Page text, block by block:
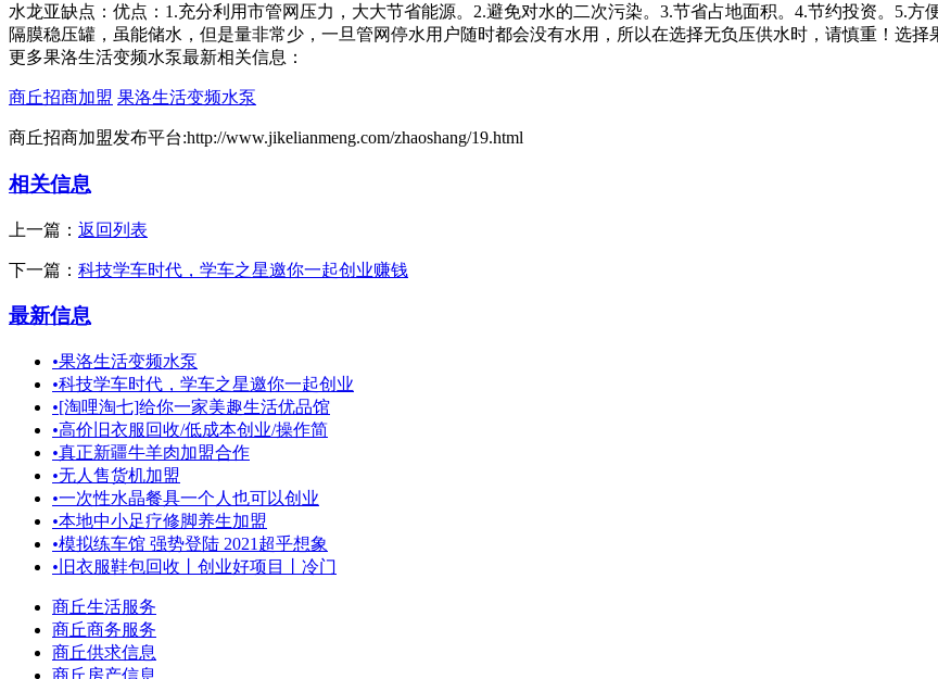
水龙亚缺点：优点：1.充分利用市管网压力，大大节省能源。2.避免对水的二次污染。3.节省占地面积。4.节约投资。5.
隔膜稳压罐，虽能储水，但是量非常少，一旦管网停水用户随时都会没有水用，所以在选择无负压供水时，请慎重！选
更多果洛生活变频水泵最新相关信息：
商丘招商加盟 果洛生活变频水泵
商丘招商加盟发布平台:http://www.jikelianmeng.com/zhaoshang/19.html
相关信息
上一篇： 返回列表
下一篇： 科技学车时代，学车之星邀你一起创业赚钱
最新信息
•果洛生活变频水泵
•科技学车时代，学车之星邀你一起创业
•[淘哩淘七]给你一家美趣生活优品馆
•高价旧衣服回收/低成本创业/操作简
•真正新疆牛羊肉加盟合作
•无人售货机加盟
•一次性水晶餐具一个人也可以创业
•本地中小足疗修脚养生加盟
•模拟练车馆 强势登陆 2021超乎想象
• 旧衣服鞋包回收丨创业好项目丨冷门
商丘生活服务
商丘商务服务
商丘供求信息
商丘房产信息